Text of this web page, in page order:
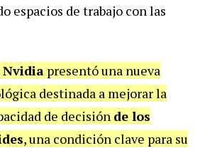
espacios de trabajo con las
Nvidia presentó una nueva
destinada a mejorar la
de decisión de los
, una condición clave para su